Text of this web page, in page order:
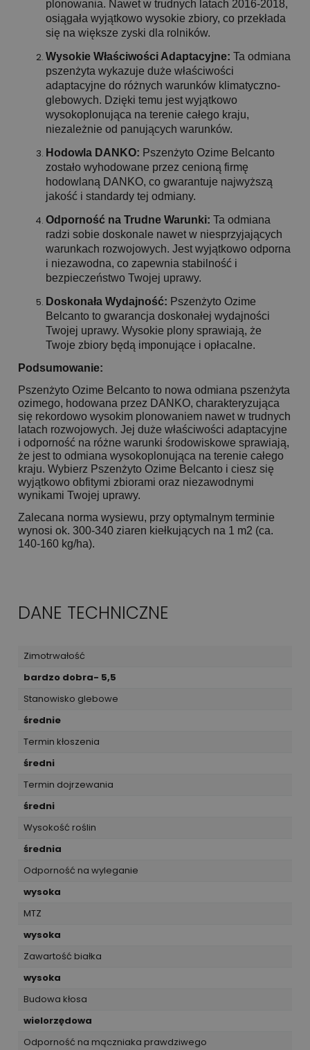
plonowania. Nawet w trudnych latach 2016-2018,
osiągała wyjątkowo wysokie zbiory, co przekłada
się na większe zyski dla rolników.
Wysokie Właściwości Adaptacyjne: Ta odmiana
pszenżyta wykazuje duże właściwości
adaptacyjne do różnych warunków klimatyczno-
glebowych. Dzięki temu jest wyjątkowo
wysokoplonująca na terenie całego kraju,
niezależnie od panujących warunków.
Hodowla DANKO: Pszenżyto Ozime Belcanto
zostało wyhodowane przez cenioną firmę
hodowlaną DANKO, co gwarantuje najwyższą
jakość i standardy tej odmiany.
Odporność na Trudne Warunki: Ta odmiana
radzi sobie doskonale nawet w niesprzyjających
warunkach rozwojowych. Jest wyjątkowo odporna
i niezawodna, co zapewnia stabilność i
bezpieczeństwo Twojej uprawy.
Doskonała Wydajność: Pszenżyto Ozime
Belcanto to gwarancja doskonałej wydajności
Twojej uprawy. Wysokie plony sprawiają, że
Twoje zbiory będą imponujące i opłacalne.
Podsumowanie:
Pszenżyto Ozime Belcanto to nowa odmiana pszenżyta
ozimego, hodowana przez DANKO, charakteryzująca
się rekordowo wysokim plonowaniem nawet w trudnych
latach rozwojowych. Jej duże właściwości adaptacyjne
i odporność na różne warunki środowiskowe sprawiają,
że jest to odmiana wysokoplonująca na terenie całego
kraju. Wybierz Pszenżyto Ozime Belcanto i ciesz się
wyjątkowo obfitymi zbiorami oraz niezawodnymi
wynikami Twojej uprawy.
Zalecana norma wysiewu, przy optymalnym terminie
wynosi ok. 300-340 ziaren kiełkujących na 1 m2 (ca.
140-160 kg/ha).
DANE TECHNICZNE
Zimotrwałość
bardzo dobra- 5,5
Stanowisko glebowe
średnie
Termin kłoszenia
średni
Termin dojrzewania
średni
Wysokość roślin
średnia
Odporność na wyleganie
wysoka
MTZ
wysoka
Zawartość białka
wysoka
Budowa kłosa
wielorzędowa
Odporność na mączniaka prawdziwego